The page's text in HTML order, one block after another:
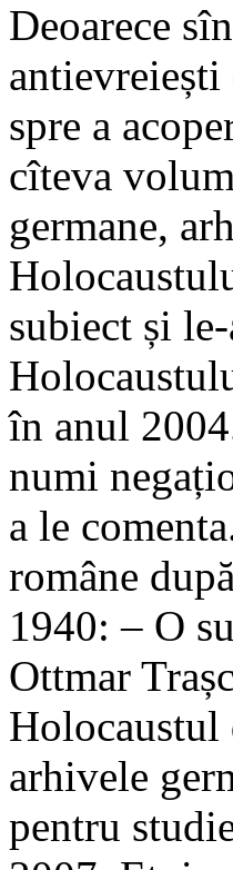
Deoarece
spre a
cîteva
germane,
subiect și
în anul
numi
a le
române
1940: – O
Ottmar
Holocaustul
arhivele
pentru